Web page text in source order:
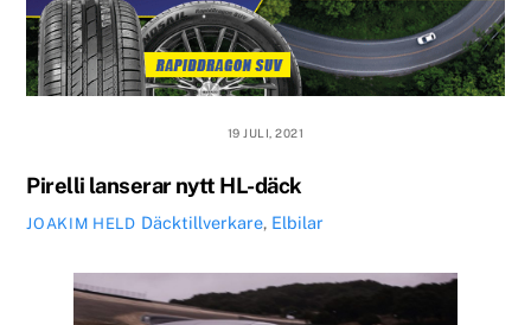
19 JULI, 2021
Pirelli lanserar nytt HL-däck
JOAKIM HELD Däcktillverkare, Elbilar